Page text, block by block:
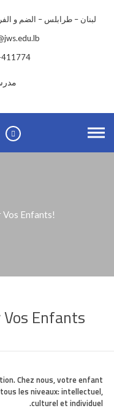
لبنان – طرابلس – الضم و
Enfants!
Enfants!
Chez nous, votre enfant
les niveaux: intellectuel,
culturel et individuel.